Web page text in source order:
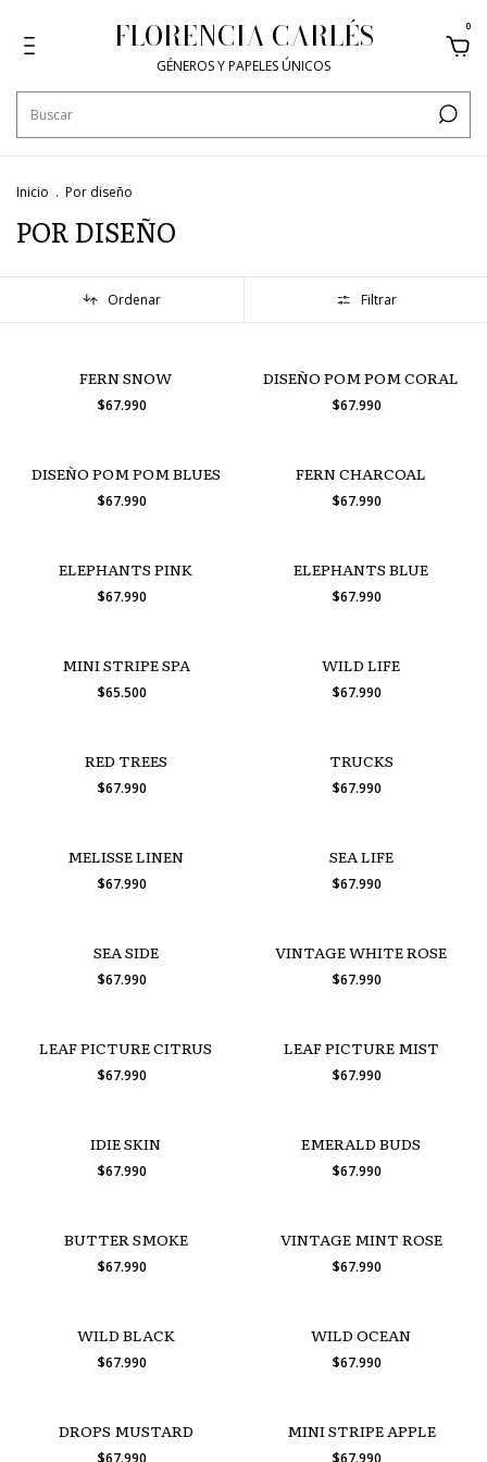
FLORENCIA CARLÉS
GÉNEROS Y PAPELES ÚNICOS
0
Inicio . Por diseño
POR DISEÑO
Ordenar Filtrar
FERN SNOW
$67.990
DISEÑO POM POM CORAL
$67.990
DISEÑO POM POM BLUES
$67.990
FERN CHARCOAL
$67.990
ELEPHANTS PINK
$67.990
ELEPHANTS BLUE
$67.990
MINI STRIPE SPA
$65.500
WILD LIFE
$67.990
RED TREES
$67.990
TRUCKS
$67.990
MELISSE LINEN
$67.990
SEA LIFE
$67.990
SEA SIDE
$67.990
VINTAGE WHITE ROSE
$67.990
LEAF PICTURE CITRUS
$67.990
LEAF PICTURE MIST
$67.990
IDIE SKIN
$67.990
EMERALD BUDS
$67.990
BUTTER SMOKE
$67.990
VINTAGE MINT ROSE
$67.990
WILD BLACK
$67.990
WILD OCEAN
$67.990
DROPS MUSTARD
$67.990
MINI STRIPE APPLE
$67.990